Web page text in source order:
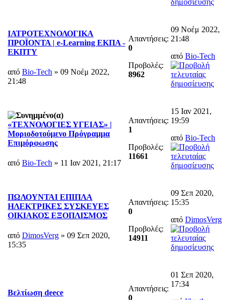
ΙΑΤΡΟΤΕΧΝΟΛΟΓΙΚΑ
ΠΡΟΪΟΝΤΑ | e-Learning ΕΚΠΑ -
ΕΚΠΤΥ
από Bio-Tech » 09 Νοέμ 2022,
21:48
Απαντήσεις:
0
Προβολές:
8962
09 Νοέμ 2022,
21:48
από Bio-Tech
«ΤΕΧΝΟΛΟΓΙΕΣ ΥΓΕΙΑΣ» |
Μοριοδοτούμενο Πρόγραμμα
Επιμόρφωσης
από Bio-Tech » 11 Ιαν 2021, 21:17
Απαντήσεις:
1
Προβολές:
11661
15 Ιαν 2021,
19:59
από Bio-Tech
ΠΩΛΟΥΝΤΑΙ ΕΠΙΠΛΑ
ΗΛΕΚΤΡΙΚΕΣ ΣΥΣΚΕΥΕΣ
ΟΙΚΙΑΚΟΣ ΕΞΟΠΛΙΣΜΟΣ
από DimosVerg » 09 Σεπ 2020,
15:35
Απαντήσεις:
0
Προβολές:
14911
09 Σεπ 2020,
15:35
από DimosVerg
Βελτίωση deece
Απαντήσεις:
0
01 Σεπ 2020,
17:34